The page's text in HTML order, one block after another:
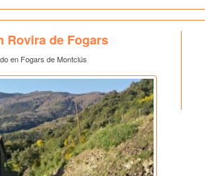
Rovira de Fogars
en Fogars de Montclús